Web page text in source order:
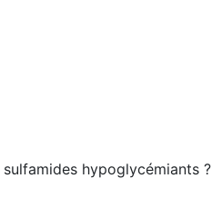
hypoglycémiants ?